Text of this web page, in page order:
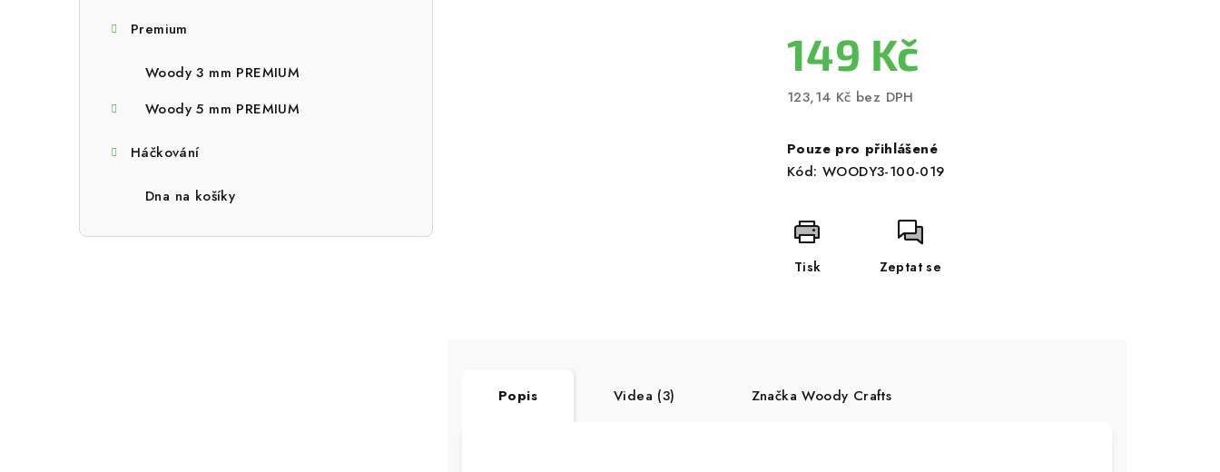
e
Premium
Woody 3 mm PREMIUM
Woody 5 mm PREMIUM
Háčkování
Dna na košíky
149 Kč
123,14 Kč bez DPH
cena:
Pouze pro přihlášené
Kód: WOODY3-100-019
Tisk Zeptat se
Popis Videa (3) Značka Woody Crafts